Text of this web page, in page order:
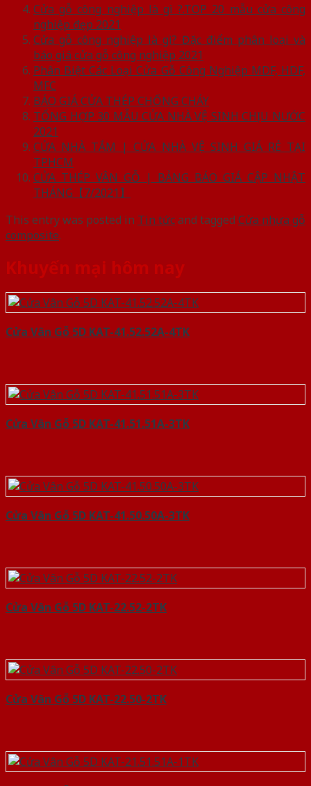
Cửa gỗ công nghiệp là gì ?.TOP 20 mẫu cửa công
nghiệp đẹp 2021
Cửa gỗ công nghiệp là gì? Đặc điểm phân loại và
báo giá cửa gỗ công nghiệp 2021
Phân Biệt Các Loại Cửa Gỗ Công Nghiệp MDF, HDF,
MFC
BÁO GIÁ CỬA THÉP CHỐNG CHÁY
TỔNG HỢP 30 MẪU CỬA NHÀ VỆ SINH CHỊU NƯỚC
2021
CỬA NHÀ TẮM | CỬA NHÀ VỆ SINH GIÁ RẺ TẠI
TPHCM
CỬA THÉP VÂN GỖ | BẢNG BÁO GIÁ CẬP NHẬT
THÁNG【7/2021】
This entry was posted in Tin tứcand tagged Cửa nhựa gỗ
composite.
Khuyến mại hôm nay
Cửa Vân Gỗ 5D KAT-41.52.52A-4TK
Cửa Vân Gỗ 5D KAT-41.51.51A-3TK
Cửa Vân Gỗ 5D KAT-41.50.50A-3TK
Cửa Vân Gỗ 5D KAT-22.52-2TK
Cửa Vân Gỗ 5D KAT-22.50-2TK